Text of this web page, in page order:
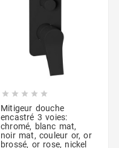
    
Mitigeur douche
encastré 3 voies:
chromé, blanc mat,
noir mat, couleur or, or
brossé, or rose, nickel